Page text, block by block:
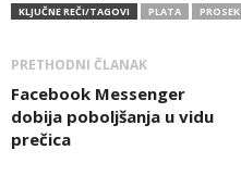
KLJUČNE REČI/TAGOVI
PLATA PROSEK
PRETHODNI ČLANAK
Facebook Messenger
dobija poboljšanja u vidu
prečica